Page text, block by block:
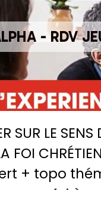
- RDV
SUR LE
FOI
+ topo
sa foi à